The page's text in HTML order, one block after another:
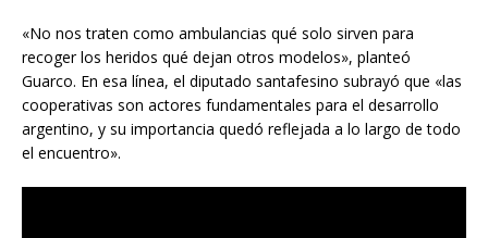
«No nos traten como ambulancias qué solo sirven para
recoger los heridos qué dejan otros modelos», planteó
Guarco. En esa línea, el diputado santafesino subrayó que «las
cooperativas son actores fundamentales para el desarrollo
argentino, y su importancia quedó reflejada a lo largo de todo
el encuentro».